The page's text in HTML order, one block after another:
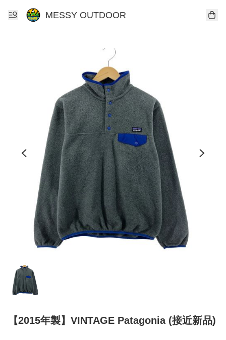
MESSY OUTDOOR
【2015年製】VINTAGE Patagonia (接近新品)